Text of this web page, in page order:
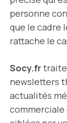
personne
que le cadre
rattache le
Socy.frtraite
newsletters
actualités
commerciale